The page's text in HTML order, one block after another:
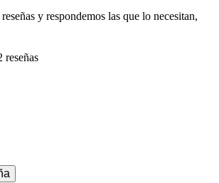
y respondemos las que lo necesitan,
reseñas